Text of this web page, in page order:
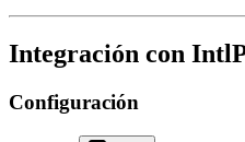
Integración con
Configuración